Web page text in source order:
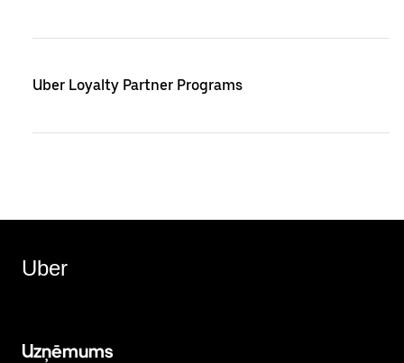
Uber Loyalty Partner Programs
Uber
Uzņēmums